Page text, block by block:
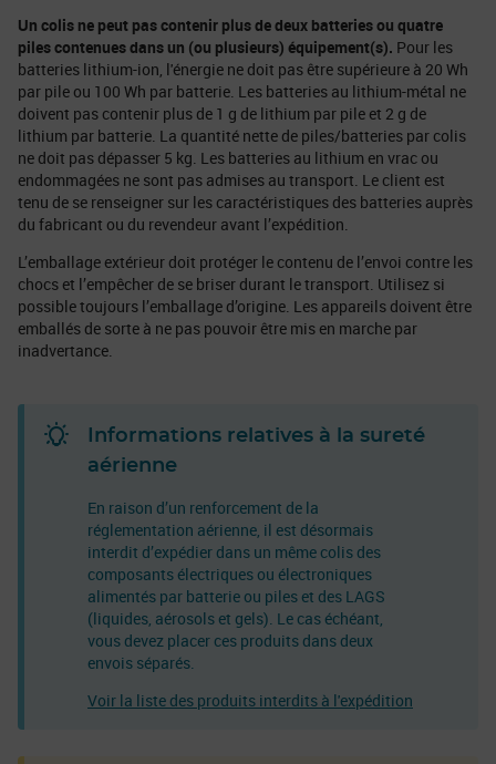
Un colis ne peut pas contenir plus de deux batteries ou quatre
piles contenues dans un (ou plusieurs) équipement(s). Pour les
batteries lithium-ion, l'énergie ne doit pas être supérieure à 20 Wh
par pile ou 100 Wh par batterie. Les batteries au lithium-métal ne
doivent pas contenir plus de 1 g de lithium par pile et 2 g de
lithium par batterie. La quantité nette de piles/batteries par colis
ne doit pas dépasser 5 kg. Les batteries au lithium en vrac ou
endommagées ne sont pas admises au transport. Le client est
tenu de se renseigner sur les caractéristiques des batteries auprès
du fabricant ou du revendeur avant l’expédition.
L’emballage extérieur doit protéger le contenu de l’envoi contre les
chocs et l’empêcher de se briser durant le transport. Utilisez si
possible toujours l’emballage d’origine. Les appareils doivent être
emballés de sorte à ne pas pouvoir être mis en marche par
inadvertance.
Informations relatives à la sureté
aérienne
En raison d’un renforcement de la
réglementation aérienne, il est désormais
interdit d’expédier dans un même colis des
composants électriques ou électroniques
alimentés par batterie ou piles et des LAGS
(liquides, aérosols et gels). Le cas échéant,
vous devez placer ces produits dans deux
envois séparés.
Voir la liste des produits interdits à l'expédition